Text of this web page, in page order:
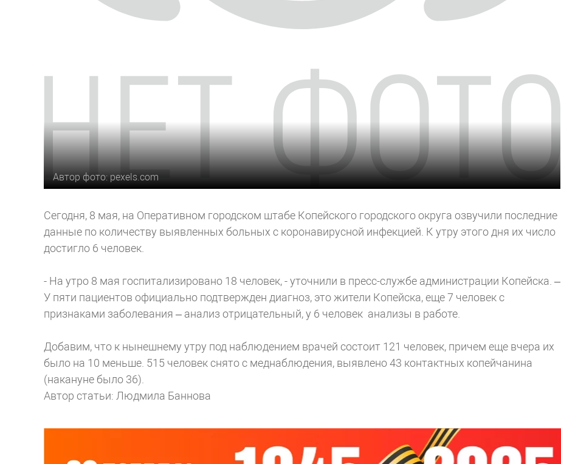
Автор фото: pexels.com
Сегодня, 8 мая, на Оперативном городском штабе Копейского городского округа озвучили последние
данные по количеству выявленных больных с коронавирусной инфекцией. К утру этого дня их число
достигло 6 человек.
- На утро 8 мая госпитализировано 18 человек, - уточнили в пресс-службе администрации Копейска. –
У пяти пациентов официально подтвержден диагноз, это жители Копейска, еще 7 человек с
признаками заболевания – анализ отрицательный, у 6 человек анализы в работе.
Добавим, что к нынешнему утру под наблюдением врачей состоит 121 человек, причем еще вчера их
было на 10 меньше. 515 человек снято с меднаблюдения, выявлено 43 контактных копейчанина
(накануне было 36).
Автор статьи: Людмила Баннова